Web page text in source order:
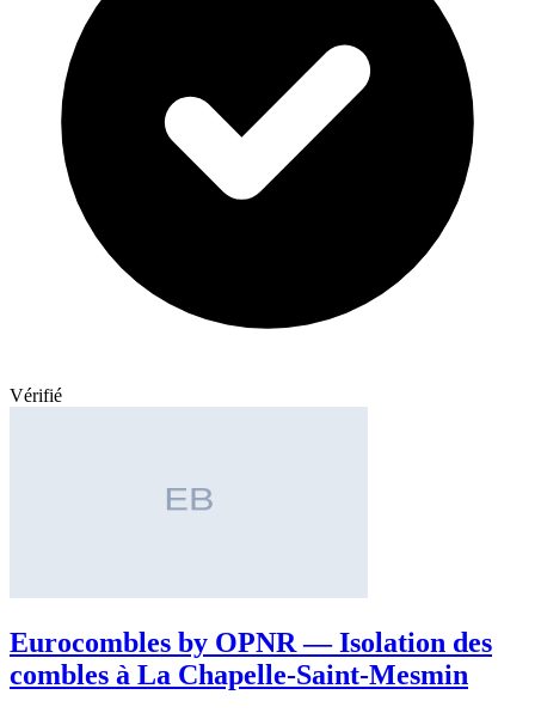
Vérifié
Eurocombles by OPNR — Isolation des
combles à La Chapelle-Saint-Mesmin